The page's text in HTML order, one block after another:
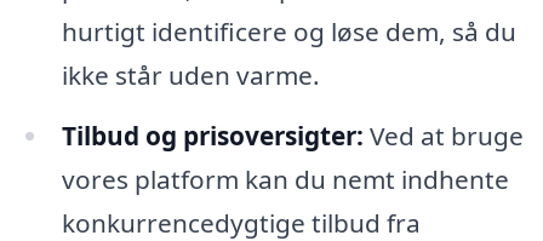
hurtigt identificere og løse dem, så du
ikke står uden varme.
Tilbud og prisoversigter: Ved at bruge
vores platform kan du nemt indhente
konkurrencedygtige tilbud fra